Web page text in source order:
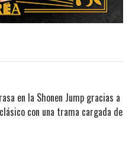
en la Shonen Jump gracias a
con una trama cargada de